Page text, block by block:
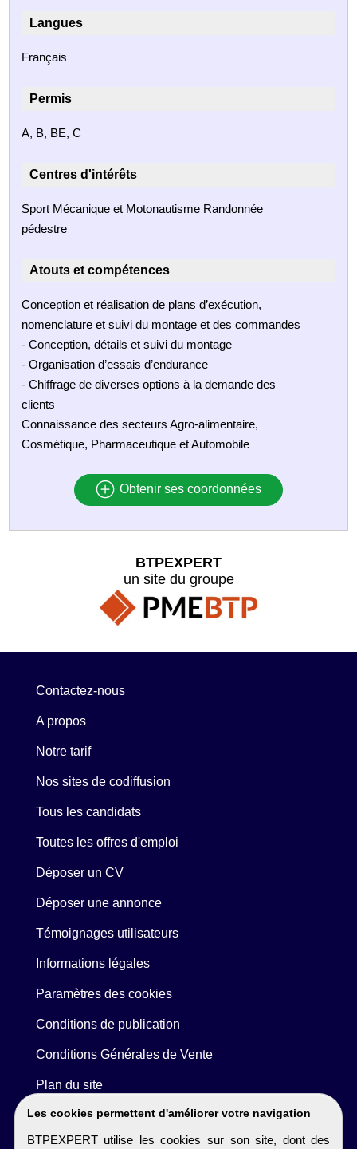
Langues
Français
Permis
A, B, BE, C
Centres d'intérêts
Sport Mécanique et Motonautisme Randonnée
pédestre
Atouts et compétences
Conception et réalisation de plans d’exécution,
nomenclature et suivi du montage et des commandes
- Conception, détails et suivi du montage
- Organisation d’essais d’endurance
- Chiffrage de diverses options à la demande des
clients
Connaissance des secteurs Agro-alimentaire,
Cosmétique, Pharmaceutique et Automobile
Obtenir ses coordonnées
Les cookies permettent d'améliorer votre navigation
BTPEXPERT utilise les cookies sur son site, dont des
BTPEXPERT
un site du groupe
Contactez-nous
A propos
Notre tarif
Nos sites de codiffusion
Tous les candidats
Toutes les offres d'emploi
Déposer un CV
Déposer une annonce
Témoignages utilisateurs
Informations légales
Paramètres des cookies
Conditions de publication
Conditions Générales de Vente
Plan du site